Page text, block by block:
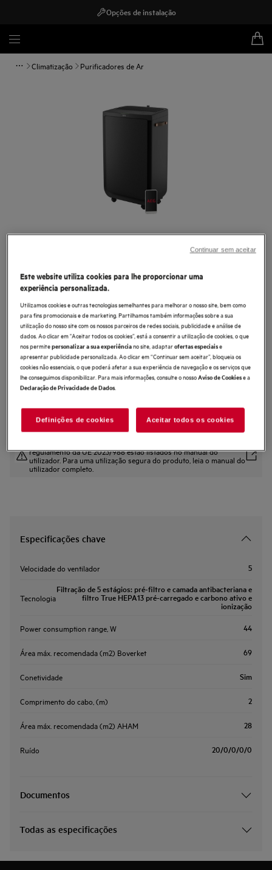
Opções de instalação
Climatização Purificadores de Ar
Toque para ampliar
APU72771DG
Série Pure 7000
4.3 (7)
Benefícios
Graças ao purificador de ar 2 em 1 com sistema inovador de fluxo de ar
Pure2Me
A cobertura ajustável e as persianas oscilantes direcionam o fluxo de ar
Limpeza completa com ionizador adicional
regulamento da UE 2023/988 estão listados no manual do
utilizador. Para uma utilização segura do produto, leia o manual do
utilizador completo.
Especificações chave
Velocidade do ventilador 5
Tecnologia
Filtração de 5 estágios: pré-filtro e camada antibacteriana e
filtro True HEPA13 pré-carregado e carbono ativo e
ionização
Power consumption range, W 44
Área máx. recomendada (m2) Boverket 69
Conetividade Sim
Comprimento do cabo, (m) 2
Área máx. recomendada (m2) AHAM 28
Ruído 20/0/0/0/0
Documentos
Todas as especificações
Este website utiliza cookies para lhe proporcionar uma
experiência personalizada.
Utilizamos cookies e outras tecnologias semelhantes para melhorar o nosso site, bem como
para fins promocionais e de marketing. Partilhamos também informações sobre a sua
utilização do nosso site com os nossos parceiros de redes sociais, publicidade e análise de
dados. Ao clicar em "Aceitar todos os cookies”, está a consentir a utilização de cookies, o que
nos permitepersonalizar a sua experiênciano site, adaptarofertas especiaise
apresentar publicidade personalizada. Ao clicar em “Continuar sem aceitar”, bloqueia os
cookies não essenciais, o que poderá afetar a sua experiência de navegação e os serviços que
lhe conseguimos disponibilizar. Para mais informações, consulte o nossoAviso de Cookiese a
Declaração de Privacidade de Dados.
Definições de cookies Aceitar todos os cookies
Continuar sem aceitar